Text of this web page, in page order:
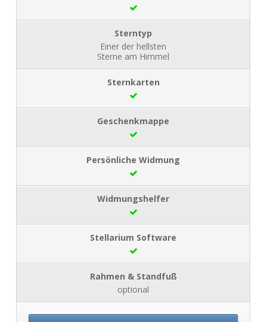
Einer der hellsten
Sterne am Himmel
optional